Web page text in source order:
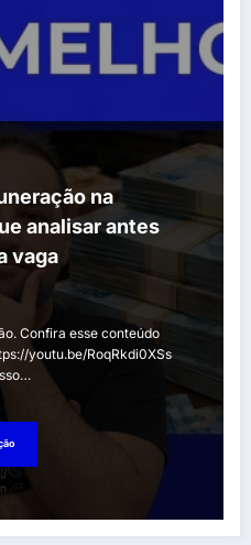
na
analisar antes
vaga
Confira esse conteúdo
youtu.be/RoqRkdi0XSs